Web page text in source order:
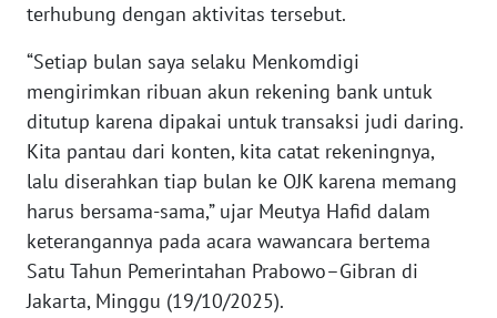
terhubung dengan aktivitas tersebut.
“Setiap bulan saya selaku Menkomdigi
mengirimkan ribuan akun rekening bank untuk
ditutup karena dipakai untuk transaksi judi daring.
Kita pantau dari konten, kita catat rekeningnya,
lalu diserahkan tiap bulan ke OJK karena memang
harus bersama-sama,” ujar Meutya Hafid dalam
keterangannya pada acara wawancara bertema
Satu Tahun Pemerintahan Prabowo–Gibran di
Jakarta, Minggu (19/10/2025).
News
WN
SUMUT
WN
JAKARTA
WN